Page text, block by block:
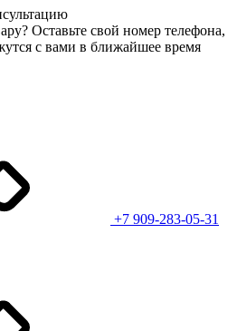
Оставьте свой номер телефона,
с вами в ближайшее время
+7 909-283-05-31